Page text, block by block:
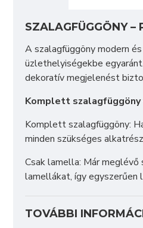
SZALAGFÜGGÖNY –
A szalagfüggöny modern
üzlethelyiségekbe
dekoratív megjelenést
Komplett szalagfüggöny
Komplett szalagfüggöny:
minden szükséges
Csak lamella: Már
lamellákat, így egyszerűen
TOVÁBBI